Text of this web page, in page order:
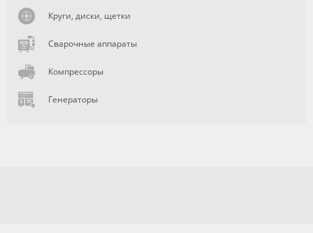
Круги, диски, щетки
Сварочные аппараты
Компрессоры
Генераторы